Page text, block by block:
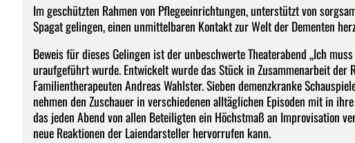
Im geschützten Rahmen von Pflegeeinrichtungen, unterstützt von
Spagat gelingen, einen unmittelbaren Kontakt zur Welt der Dementen
Beweis für dieses Gelingen ist der unbeschwerte Theaterabend „Ich
uraufgeführt wurde. Entwickelt wurde das Stück in Zusammenarbeit der
Familientherapeuten Andreas Wahlster. Sieben demenzkranke
nehmen den Zuschauer in verschiedenen alltäglichen Episoden mit in
das jeden Abend von allen Beteiligten ein Höchstmaß an Improvisation
neue Reaktionen der Laiendarsteller hervorrufen kann.